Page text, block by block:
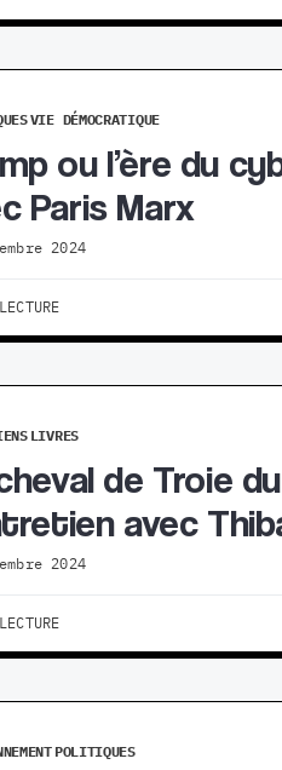
VIE DÉMOCRATIQUE
ou l’ère du
Paris Marx
2024
LIVRES
de Troie
avec
2024
POLITIQUES